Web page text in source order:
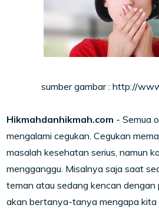
sumber gambar : http://
Hikmahdanhikmah.com - Semua
mengalami cegukan. Cegukan
masalah kesehatan serius, namun
mengganggu. Misalnya saja saat
teman atau sedang kencan dengan
akan bertanya-tanya mengapa kita